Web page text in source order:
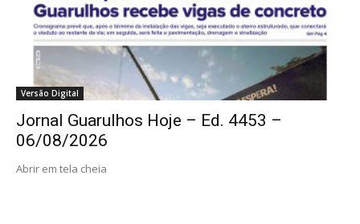
Versão Digital
Jornal Guarulhos Hoje – Ed. 4453 –
06/08/2026
Abrir em tela cheia